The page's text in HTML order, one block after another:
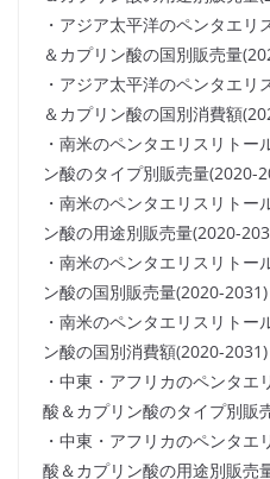
・アジア太平洋のペンタエ
＆カプリン酸の国別販売量
・アジア太平洋のペンタエ
＆カプリン酸の国別消費額
・南米のペンタエリスリトー
ン酸のタイプ別販売量(2020-
・南米のペンタエリスリトー
ン酸の用途別販売量(2020-
・南米のペンタエリスリトー
ン酸の国別販売量(2020-2031)
・南米のペンタエリスリトー
ン酸の国別消費額(2020-2031)
・中東・アフリカのペンタ
酸＆カプリン酸のタイプ別販
・中東・アフリカのペンタ
酸＆カプリン酸の用途別販売